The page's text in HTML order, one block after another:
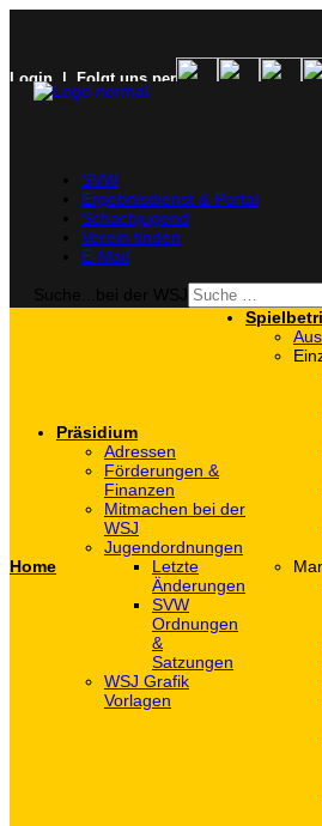
Login | Folgt uns per
SVW
Ergebnisdienst & Portal
Schachjugend
Verein finden
E-Mail
Home
Präsidium
Adressen
Förderungen &
Finanzen
Mitmachen bei der
WSJ
Jugendordnungen
Letzte
Änderungen
SVW
Ordnungen
&
Satzungen
WSJ Grafik
Vorlagen